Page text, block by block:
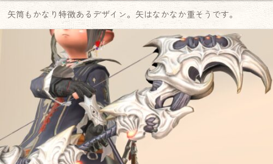
矢筒もかなり特徴あるデザイン。矢はなかなか重そうです。